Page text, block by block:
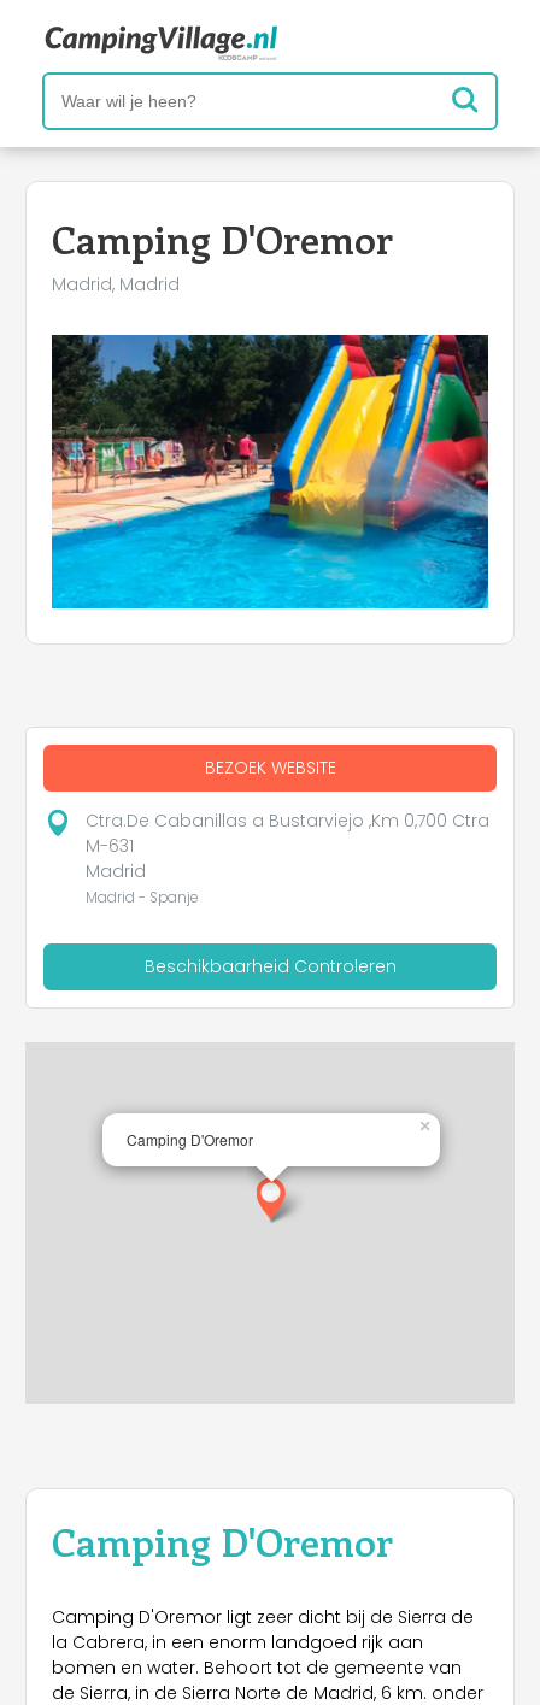
Camping D'Oremor
Madrid, Madrid
Camping D'Oremor
Camping D'Oremor ligt zeer dicht bij de Sierra de
la Cabrera, in een enorm landgoed rijk aan
bomen en water. Behoort tot de gemeente van
de Sierra, in de Sierra Norte de Madrid, 6 km. onder
BEZOEK WEBSITE
Ctra.De Cabanillas a Bustarviejo ,Km 0,700 Ctra
M-631
Madrid
Madrid - Spanje
Beschikbaarheid Controleren
Camping D'Oremor
×